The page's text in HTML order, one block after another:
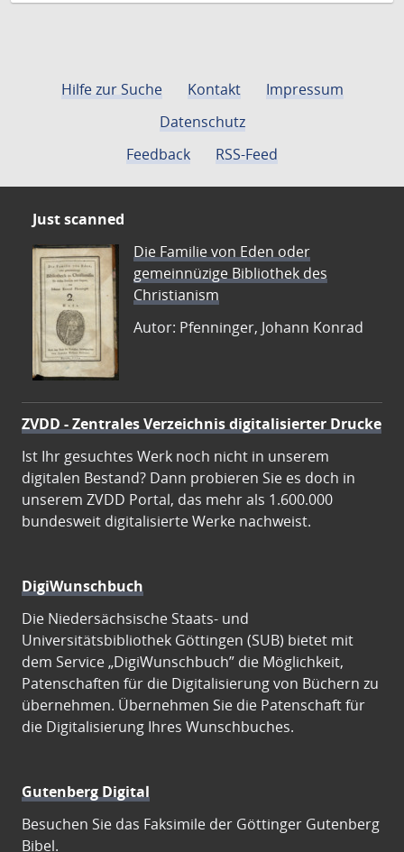
Hilfe zur Suche Kontakt
Impressum
Datenschutz
Feedback
RSS-Feed
Just scanned
Die Familie von Eden oder
gemeinnüzige Bibliothek des
Christianism
Autor: Pfenninger, Johann Konrad
ZVDD - Zentrales Verzeichnis digitalisierter Drucke
Ist Ihr gesuchtes Werk noch nicht in unserem
digitalen Bestand? Dann probieren Sie es doch in
unserem ZVDD Portal, das mehr als 1.600.000
bundesweit digitalisierte Werke nachweist.
DigiWunschbuch
Die Niedersächsische Staats- und
Universitätsbibliothek Göttingen (SUB) bietet mit
dem Service „DigiWunschbuch” die Möglichkeit,
Patenschaften für die Digitalisierung von Büchern zu
übernehmen. Übernehmen Sie die Patenschaft für
die Digitalisierung Ihres Wunschbuches.
Gutenberg Digital
Besuchen Sie das Faksimile der Göttinger Gutenberg
Bibel.